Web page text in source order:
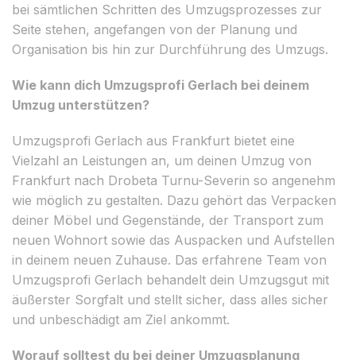
bei sämtlichen Schritten des Umzugsprozesses zur
Seite stehen, angefangen von der Planung und
Organisation bis hin zur Durchführung des Umzugs.
Wie kann dich Umzugsprofi Gerlach bei deinem
Umzug unterstützen?
Umzugsprofi Gerlach aus Frankfurt bietet eine
Vielzahl an Leistungen an, um deinen Umzug von
Frankfurt nach Drobeta Turnu-Severin so angenehm
wie möglich zu gestalten. Dazu gehört das Verpacken
deiner Möbel und Gegenstände, der Transport zum
neuen Wohnort sowie das Auspacken und Aufstellen
in deinem neuen Zuhause. Das erfahrene Team von
Umzugsprofi Gerlach behandelt dein Umzugsgut mit
äußerster Sorgfalt und stellt sicher, dass alles sicher
und unbeschädigt am Ziel ankommt.
Worauf solltest du bei deiner Umzugsplanung